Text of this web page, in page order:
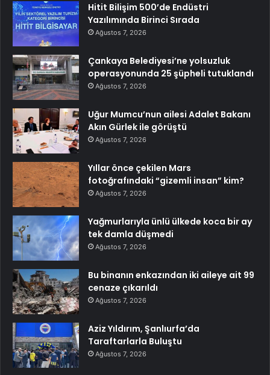
Hitit Bilişim 500’de Endüstri
Yazılımında Birinci Sırada
Ağustos 7, 2026
Çankaya Belediyesi’ne yolsuzluk
operasyonunda 25 şüpheli tutuklandı
Ağustos 7, 2026
Uğur Mumcu’nun ailesi Adalet Bakanı
Akın Gürlek ile görüştü
Ağustos 7, 2026
Yıllar önce çekilen Mars
fotoğrafındaki “gizemli insan” kim?
Ağustos 7, 2026
Yağmurlarıyla ünlü ülkede koca bir ay
tek damla düşmedi
Ağustos 7, 2026
Bu binanın enkazından iki aileye ait 99
cenaze çıkarıldı
Ağustos 7, 2026
Aziz Yıldırım, Şanlıurfa’da
Taraftarlarla Buluştu
Ağustos 7, 2026